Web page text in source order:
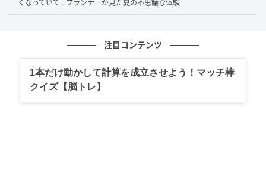
「今後は新大阪を過ぎてから開く」と心に決めたとい
「今だから笑える」ためにも、旅のマナーは慎
重に
くなっていて…プランナーが見た夏の不思議な体験
注目コンテンツ
1本だけ動かして計算を成立させよう！マッチ棒
クイズ【脳トレ】